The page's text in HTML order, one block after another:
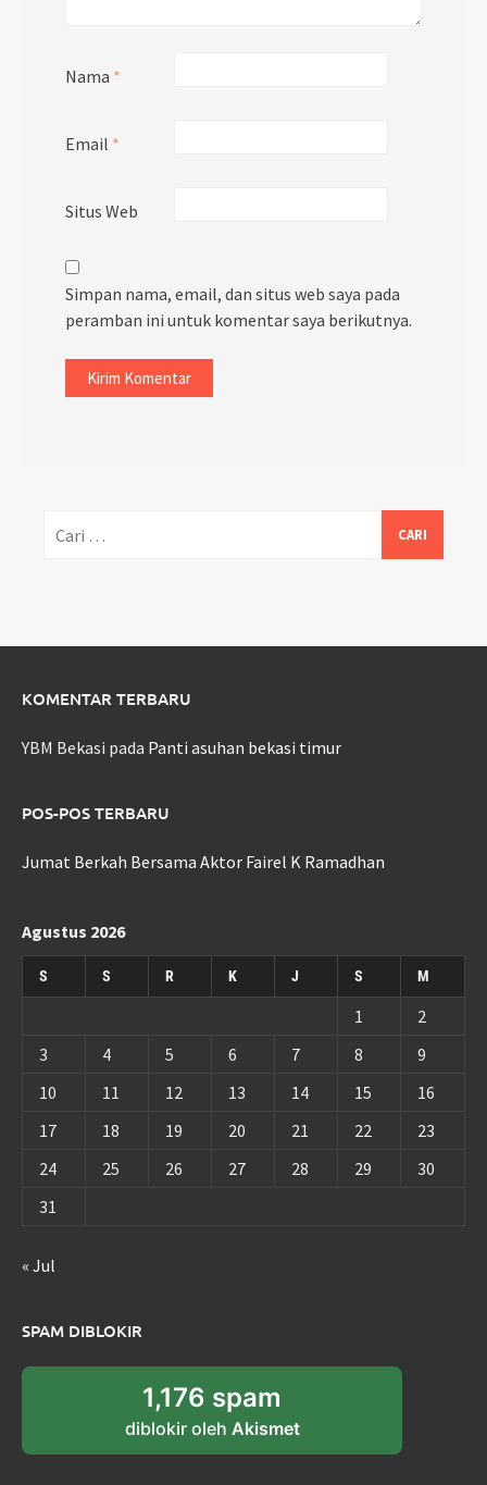
Nama *
Email *
Situs Web
Simpan nama, email, dan situs web saya pada
peramban ini untuk komentar saya berikutnya.
untuk:
KOMENTAR TERBARU
YBM Bekasi pada Panti asuhan bekasi timur
POS-POS TERBARU
Jumat Berkah Bersama Aktor Fairel K Ramadhan
Agustus 2026
S S R K J S M
1
2
3
4 5 6 7 8
9
10
11 12 13 14 15
16
17
18 19 20 21 22
23
24
25 26 27 28 29
30
31
« Jul
SPAM DIBLOKIR
1,176 spam
diblokir oleh Akismet